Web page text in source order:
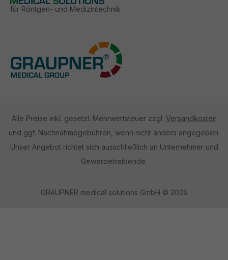
für Röntgen- und Medizintechnik
Alle Preise inkl. gesetzl. Mehrwertsteuer zzgl. Versandkosten
und ggf. Nachnahmegebühren, wenn nicht anders angegeben.
Unser Angebot richtet sich ausschließlich an Unternehmer und
Gewerbetreibende.
GRAUPNER medical solutions GmbH © 2026